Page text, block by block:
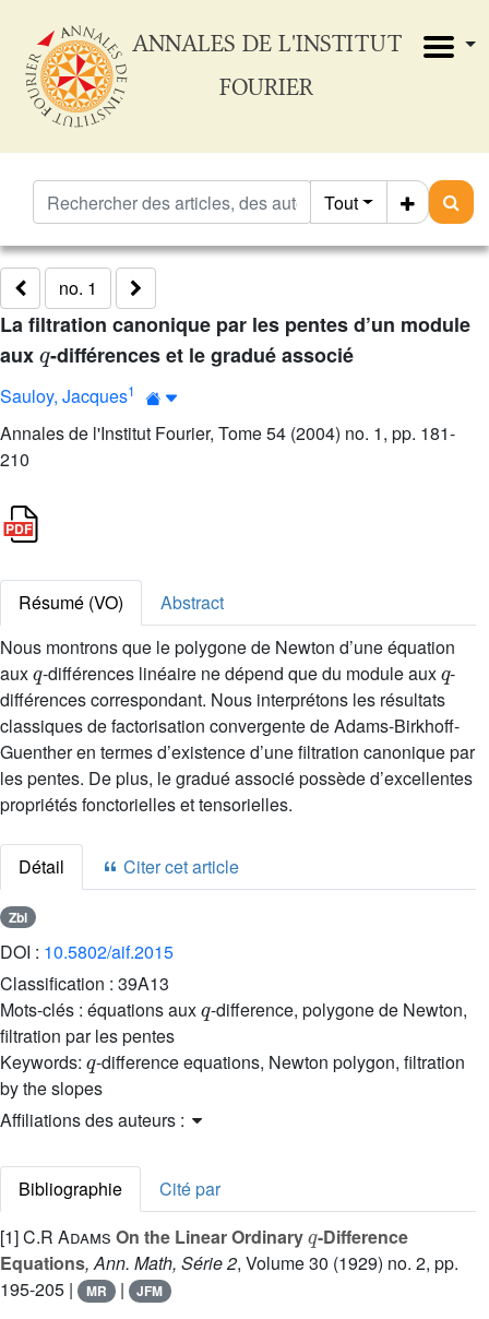
ANNALES DE L'INSTITUT
FOURIER
Tout
no. 1
La filtration canonique par les pentes d’un module
aux
q
-différences et le gradué associé
Sauloy, Jacques1
Annales de l'Institut Fourier, Tome 54 (2004) no. 1, pp. 181-
210
Résumé (VO)
Abstract
Nous montrons que le polygone de Newton d’une équation
aux
q
-différences linéaire ne dépend que du module aux
q
-
différences correspondant. Nous interprétons les résultats
classiques de factorisation convergente de Adams-Birkhoff-
Guenther en termes d’existence d’une filtration canonique par
les pentes. De plus, le gradué associé possède d’excellentes
propriétés fonctorielles et tensorielles.
Détail Citer cet article
Zbl
DOI : 10.5802/aif.2015
Classification : 39A13
Mots-clés : équations aux -difference, polygone de Newton,
filtration par les pentes
Keywords:
q
-difference equations, Newton polygon, filtration
by the slopes
Affiliations des auteurs :
Bibliographie
Cité par
[1]C.R Adams On the Linear Ordinary
q
-Difference
Equations, Ann. Math, Série 2, Volume 30 (1929) no. 2, pp.
195-205 |
MR | JFM